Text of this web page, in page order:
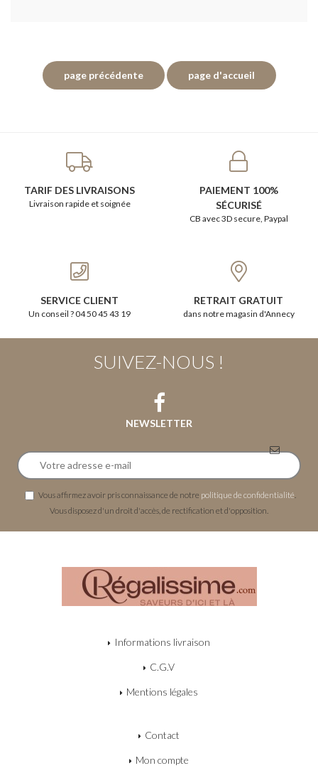
TARIF DES LIVRAISONS
Livraison rapide et soignée
PAIEMENT 100%
SÉCURISÉ
CB avec 3D secure, Paypal
SERVICE CLIENT
Un conseil ? 04 50 45 43 19
RETRAIT GRATUIT
dans notre magasin d'Annecy
SUIVEZ-NOUS !
NEWSLETTER
Vous affirmez avoir pris connaissance de notre politique de confidentialité
Vous disposez d'un droit d'accès, de rectification et d'opposition.
Informations livraison
C.G.V
Mentions légales
Contact
Mon compte